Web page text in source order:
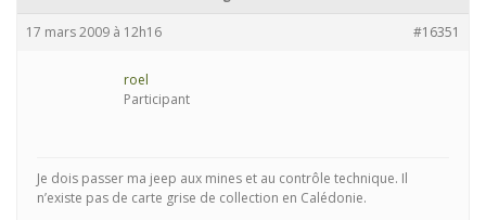
17 mars 2009 à 12h16 #16351
roel
Participant
Je dois passer ma jeep aux mines et au contrôle technique. Il
n’existe pas de carte grise de collection en Calédonie.